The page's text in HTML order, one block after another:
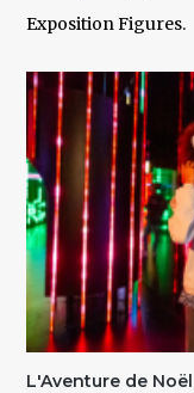
Exposition Figures.
L'Aventure de Noël